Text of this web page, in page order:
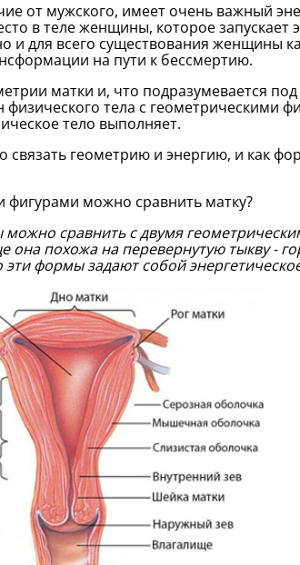
от мужского, имеет очень важный
в теле женщины, которое запускает
и для всего существования женщины
на пути к бессмертию.
матки и, что подразумевается
физического тела с геометрическими
тело выполняет.
связать геометрию и энергию, и как
фигурами можно сравнить матку?
сравнить с двумя
она похожа на перевернутую тыкву -
эти формы задают собой